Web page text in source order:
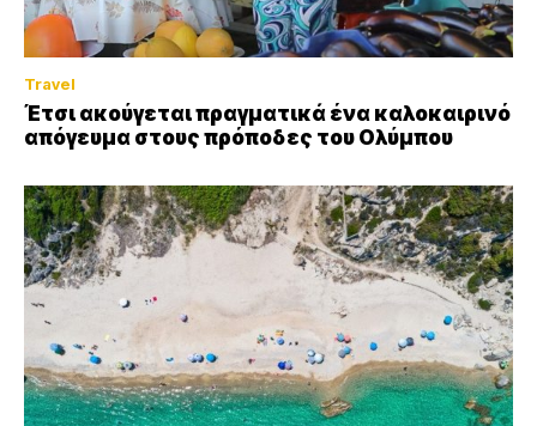
Travel
Έτσι ακούγεται πραγματικά ένα καλοκαιρινό
απόγευμα στους πρόποδες του Ολύμπου